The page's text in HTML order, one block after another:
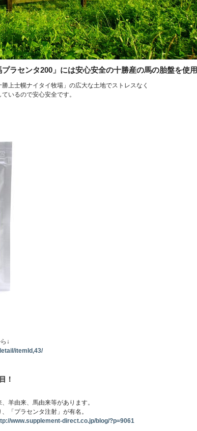
プラセンタ200」には安心安全の十勝産の馬の胎盤を使用
上士幌ナイタイ牧場」の広大な土地でストレスなく
いるので安心安全です。
↓
itemId,43/
！
羊由来、馬由来等があります。
「プラセンタ注射」が有名。
www.supplement-direct.co.jp/blog/?p=9061